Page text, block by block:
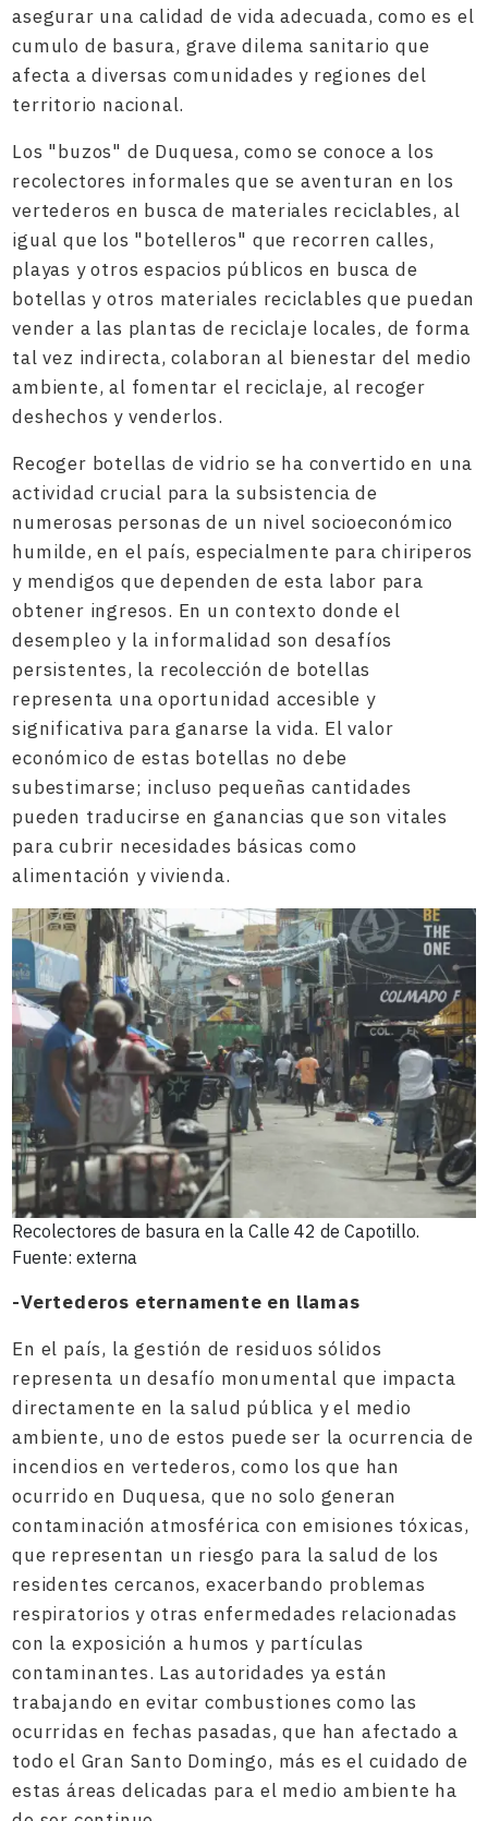
asegurar una calidad de vida adecuada, como es el
cumulo de basura, grave dilema sanitario que
afecta a diversas comunidades y regiones del
territorio nacional.
Los "buzos" de Duquesa, como se conoce a los
recolectores informales que se aventuran en los
vertederos en busca de materiales reciclables, al
igual que los "botelleros" que recorren calles,
playas y otros espacios públicos en busca de
botellas y otros materiales reciclables que puedan
vender a las plantas de reciclaje locales, de forma
tal vez indirecta, colaboran al bienestar del medio
ambiente, al fomentar el reciclaje, al recoger
deshechos y venderlos.
Recoger botellas de vidrio se ha convertido en una
actividad crucial para la subsistencia de
numerosas personas de un nivel socioeconómico
humilde, en el país, especialmente para chiriperos
y mendigos que dependen de esta labor para
obtener ingresos. En un contexto donde el
desempleo y la informalidad son desafíos
persistentes, la recolección de botellas
representa una oportunidad accesible y
significativa para ganarse la vida. El valor
económico de estas botellas no debe
subestimarse; incluso pequeñas cantidades
pueden traducirse en ganancias que son vitales
para cubrir necesidades básicas como
alimentación y vivienda.
Recolectores de basura en la Calle 42 de Capotillo.
Fuente: externa
-Vertederos eternamente en llamas
En el país, la gestión de residuos sólidos
representa un desafío monumental que impacta
directamente en la salud pública y el medio
ambiente, uno de estos puede ser la ocurrencia de
incendios en vertederos, como los que han
ocurrido en Duquesa, que no solo generan
contaminación atmosférica con emisiones tóxicas,
que representan un riesgo para la salud de los
residentes cercanos, exacerbando problemas
respiratorios y otras enfermedades relacionadas
con la exposición a humos y partículas
contaminantes. Las autoridades ya están
trabajando en evitar combustiones como las
ocurridas en fechas pasadas, que han afectado a
todo el Gran Santo Domingo, más es el cuidado de
estas áreas delicadas para el medio ambiente ha